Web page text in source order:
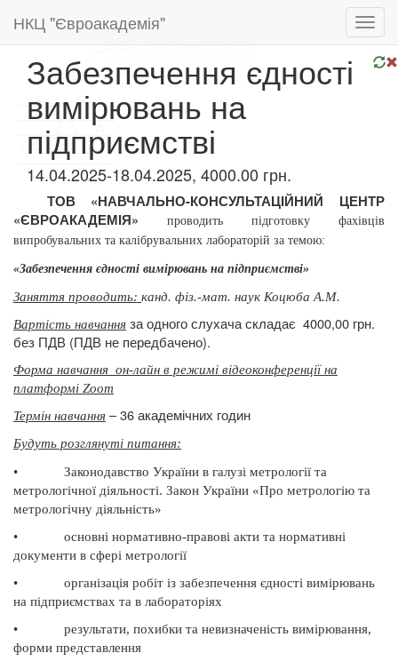
НКЦ "Євроакадемія"
Забезпечення єдності
вимірювань на
підприємстві
14.04.2025-18.04.2025, 4000.00 грн.
ТОВ «НАВЧАЛЬНО-КОНСУЛЬТАЦІЙНИЙ ЦЕНТР
«ЄВРОАКАДЕМІЯ»
проводить підготовку фахівців
випробувальних та калібрувальних лабораторій за темою:
«Забезпечення єдності вимірювань на підприємстві»
Заняття проводить: канд. фіз.-мат. наук Коцюба А.М.
Вартість навчання за одного слухача складає 4000,00 грн.
без ПДВ (ПДВ не передбачено).
Форма навчання он-лайн в режимі відеоконференції на
платформі Zoom
Термін навчання – 36 академічних годин
Будуть розглянуті питання:
•
Законодавство України в галузі метрології та
метрологічної діяльності. Закон України «Про метрологію та
метрологічну діяльність»
•
основні нормативно-правові акти та нормативні
документи в сфері метрології
•
організація робіт із забезпечення єдності вимірювань
на підприємствах та в лабораторіях
•
результати, похибки та невизначеність вимірювання,
форми представлення